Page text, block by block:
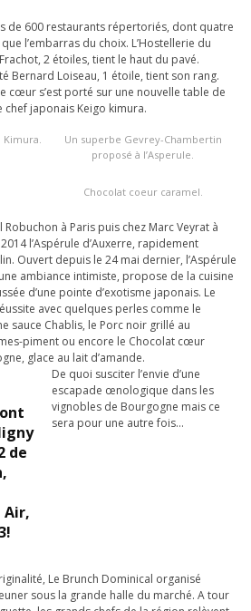
de 600 restaurants répertoriés, dont quatre
l’embarras du choix. L’Hostellerie du
2 étoiles, tient le haut du pavé.
Bernard Loiseau, 1 étoile, tient son rang.
cœur s’est porté sur une nouvelle table de
chef japonais Keigo kimura.
Kimura.
Un superbe Gevrey-Chambertin
proposé à l’Asperule.
Chocolat coeur caramel.
Robuchon à Paris puis chez Marc Veyrat à
l’Aspérule d’Auxerre, rapidement
Ouvert depuis le 24 mai dernier, l’Aspérule
ambiance intimiste, propose de la cuisine
d’une pointe d’exotisme japonais. Le
avec quelques perles comme le
sauce Chablis, le Porc noir grillé au
piment ou encore le Chocolat cœur
glace au lait d’amande.
de
Air,
De quoi susciter l’envie d’une
escapade œnologique dans les
vignobles de Bourgogne mais ce
sera pour une autre fois…
Le Brunch Dominical organisé
sous la grande halle du marché. A tour